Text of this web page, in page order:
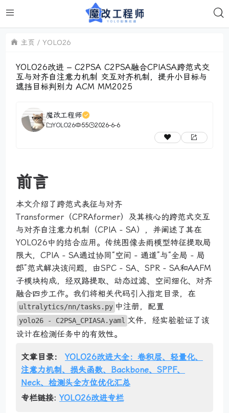
主页 YOLO26
YOLO26改进 – C2PSA C2PSA融合CPIASA跨范式交
互与对齐自注意力机制 交互对齐机制，提升小目标与
遮挡目标判别力 ACM MM2025
魔改工程师
YOLO26 55 2026-6-6
前言
本文介绍了跨范式表征与对齐
Transformer（CPRAformer）及其核心的跨范式交互
与对齐自注意力机制（CPIA - SA），并阐述了其在
YOLO26中的结合应用。传统图像去雨模型特征提取局
限大，CPIA - SA通过协同“空间 - 通道”与“全局 - 局
部”范式解决该问题，由SPC - SA、SPR - SA和AAFM
子模块构成，经双路提取、动态过滤、空间细化、对齐
融合四步工作。我们将相关代码引入指定目录，在
ultralytics/nn/tasks.py 中注册，配置
yolo26 - C2PSA_CPIASA.yaml 文件，经实验验证了该
设计在检测任务中的有效性。
文章目录： YOLO26改进大全：卷积层、轻量化、
注意力机制、损失函数、Backbone、SPPF、
Neck、检测头全方位优化汇总
专栏链接: YOLO26改进专栏